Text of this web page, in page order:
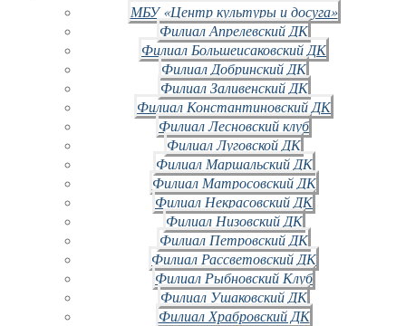
МБУ «Центр культуры и досуга»
Филиал Апрелевский ДК
Филиал Большеисаковский ДК
Филиал Добринский ДК
Филиал Заливенский ДК
Филиал Константиновский ДК
Филиал Лесновский клуб
Филиал Луговской ДК
Филиал Маршальский ДК
Филиал Матросовский ДК
Филиал Некрасовский ДК
Филиал Низовский ДК
Филиал Петровский ДК
Филиал Рассветовский ДК
Филиал Рыбновский Клуб
Филиал Ушаковский ДК
Филиал Храбровский ДК